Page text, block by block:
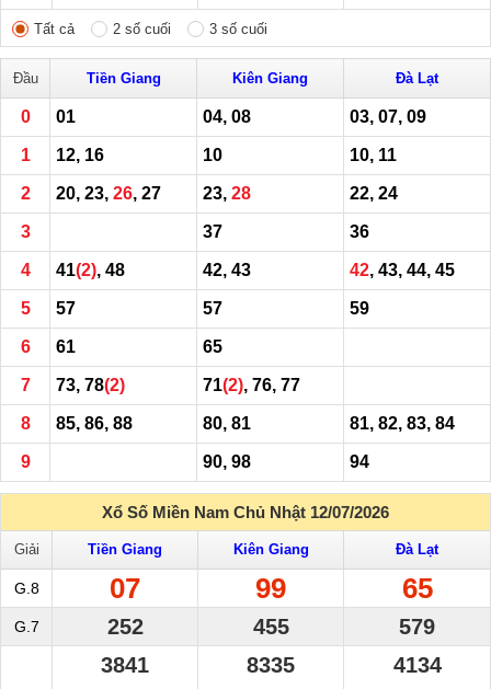
Tất cả 2 số cuối 3 số cuối
Đầu Tiền Giang Kiên Giang Đà Lạt
0 01 04, 08 03, 07, 09
1 12, 16 10 10, 11
2 20, 23, 26, 27 23, 28 22, 24
3 37 36
4 41(2), 48 42, 43 42, 43, 44, 45
5 57 57 59
6 61 65
7 73, 78(2) 71(2), 76, 77
8 85, 86, 88 80, 81 81, 82, 83, 84
9 90, 98 94
Xổ Số Miền Nam Chủ Nhật 12/07/2026
Giải Tiền Giang Kiên Giang Đà Lạt
G.8 07 99 65
G.7 252 455 579
3841
8335
4134